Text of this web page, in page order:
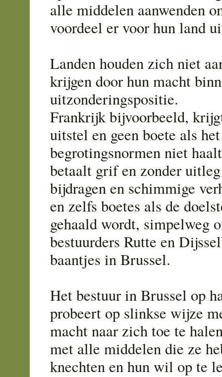
alle middelen aanwenden
voordeel er voor hun land
Landen houden zich niet
krijgen door hun macht
uitzonderingspositie.
Frankrijk bijvoorbeeld,
uitstel en geen boete als
begrotingsnormen niet
betaalt grif en zonder
bijdragen en schimmige
en zelfs boetes als de
gehaald wordt, simpelweg
bestuurders Rutte en
baantjes in Brussel.
Het bestuur in Brussel op
probeert op slinkse wijze
macht naar zich toe te
met alle middelen die ze
knechten en hun wil op te